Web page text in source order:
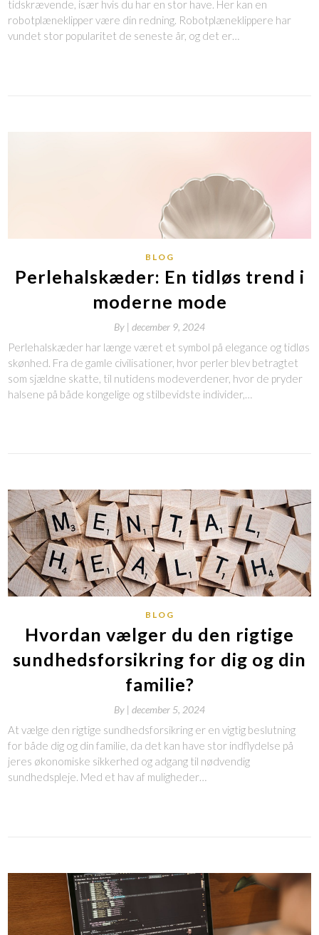
tidskrævende, især hvis du har en stor have. Her kan en
robotplæneklipper være din redning. Robotplæneklippere har
vundet stor popularitet de seneste år, og det er…
BLOG
Perlehalskæder: En tidløs trend i
moderne mode
By | december 9, 2024
Perlehalskæder har længe været et symbol på elegance og tidløs
skønhed. Fra de gamle civilisationer, hvor perler blev betragtet
som sjældne skatte, til nutidens modeverdener, hvor de pryder
halsene på både kongelige og stilbevidste individer,…
BLOG
Hvordan vælger du den rigtige
sundhedsforsikring for dig og din
familie?
By | december 5, 2024
At vælge den rigtige sundhedsforsikring er en vigtig beslutning
for både dig og din familie, da det kan have stor indflydelse på
jeres økonomiske sikkerhed og adgang til nødvendig
sundhedspleje. Med et hav af muligheder…